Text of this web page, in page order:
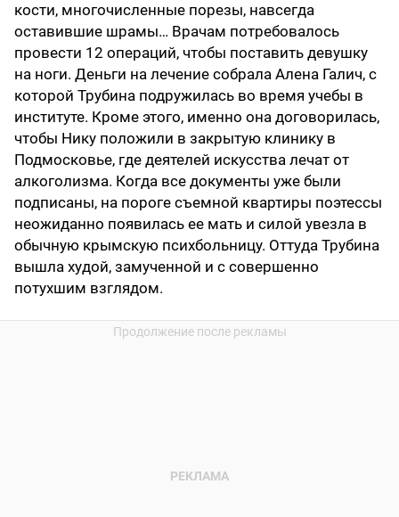
кости, многочисленные порезы, навсегда
оставившие шрамы… Врачам потребовалось
провести 12 операций, чтобы поставить девушку
на ноги. Деньги на лечение собрала Алена Галич, с
которой Трубина подружилась во время учебы в
институте. Кроме этого, именно она договорилась,
чтобы Нику положили в закрытую клинику в
Подмосковье, где деятелей искусства лечат от
алкоголизма. Когда все документы уже были
подписаны, на пороге съемной квартиры поэтессы
неожиданно появилась ее мать и силой увезла в
обычную крымскую психбольницу. Оттуда Трубина
вышла худой, замученной и с совершенно
потухшим взглядом.